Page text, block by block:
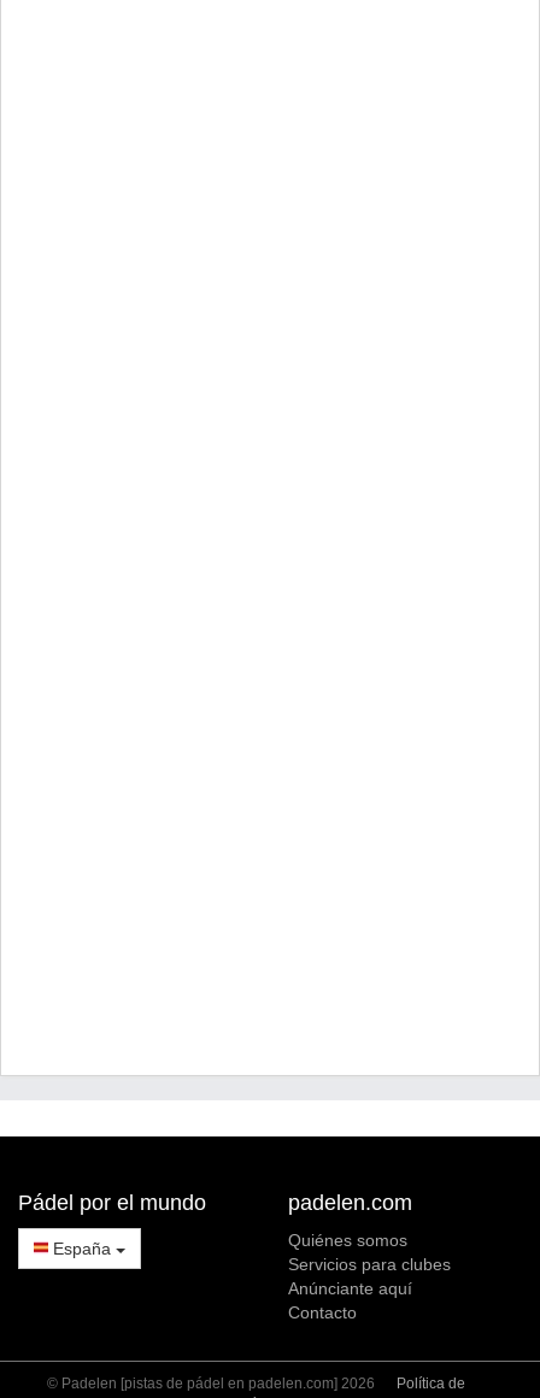
Pádel por el mundo
España
padelen.com
Quiénes somos
Servicios para clubes
Anúnciante aquí
Contacto
© Padelen [pistas de pádel en padelen.com] 2026
Política de